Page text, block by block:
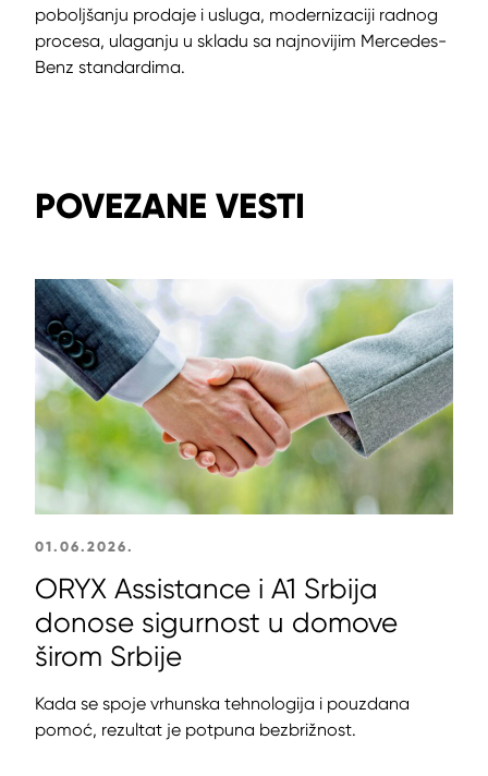
poboljšanju prodaje i usluga, modernizaciji radnog
procesa, ulaganju u skladu sa najnovijim Mercedes-
Benz standardima.
POVEZANE VESTI
01.06.2026.
ORYX Assistance i A1 Srbija
donose sigurnost u domove
širom Srbije
Kada se spoje vrhunska tehnologija i pouzdana
pomoć, rezultat je potpuna bezbrižnost.